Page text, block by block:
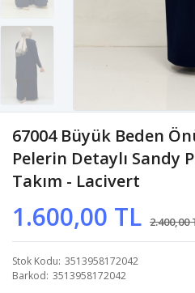
67004 Büyük Beden
Pelerin Detaylı Sandy
Takım - Lacivert
1.600,00 TL 2.400,00
Stok Kodu 3513958172042
Barkod 3513958172042